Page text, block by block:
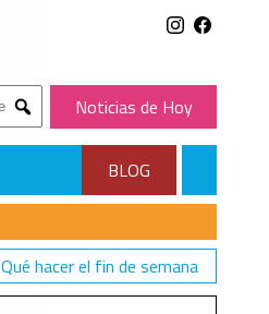
Submit
Noticias de Hoy
BLOG
Qué hacer el fin de semana